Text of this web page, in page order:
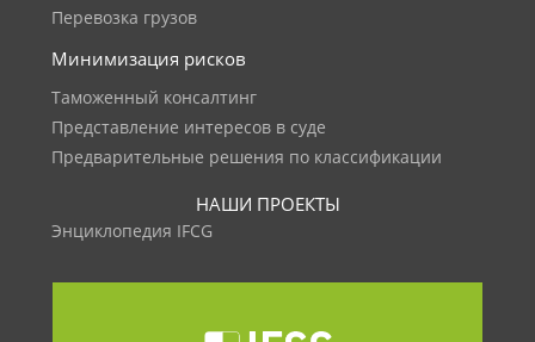
Перевозка грузов
Минимизация рисков
Таможенный консалтинг
Представление интересов в суде
Предварительные решения по классификации
НАШИ ПРОЕКТЫ
Энциклопедия IFCG